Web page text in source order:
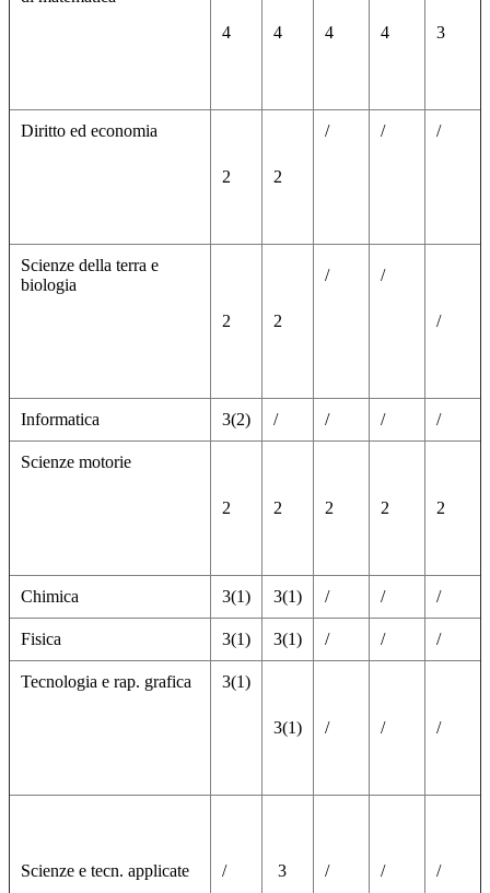
4
4 4 4 3
Diritto ed economia
2 2
/ / /
Scienze della terra e
biologia
2
2
/ /
/
Informatica 3(2) / / / /
Scienze motorie
2 2 2 2 2
Chimica 3(1) 3(1) / / /
Fisica 3(1) 3(1) / / /
Tecnologia e rap. grafica 3(1)
3(1) / / /
Scienze e tecn. applicate / 3 / / /